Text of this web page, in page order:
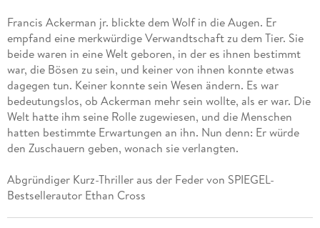
Francis Ackerman jr. blickte dem Wolf in die Augen. Er
empfand eine merkwürdige Verwandtschaft zu dem Tier. Sie
beide waren in eine Welt geboren, in der es ihnen bestimmt
war, die Bösen zu sein, und keiner von ihnen konnte etwas
dagegen tun. Keiner konnte sein Wesen ändern. Es war
bedeutungslos, ob Ackerman mehr sein wollte, als er war. Die
Welt hatte ihm seine Rolle zugewiesen, und die Menschen
hatten bestimmte Erwartungen an ihn. Nun denn: Er würde
den Zuschauern geben, wonach sie verlangten.
Abgründiger Kurz-Thriller aus der Feder von SPIEGEL-
Bestsellerautor Ethan Cross